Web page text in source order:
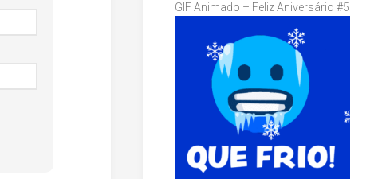
GIF Animado – Feliz Aniversário #5